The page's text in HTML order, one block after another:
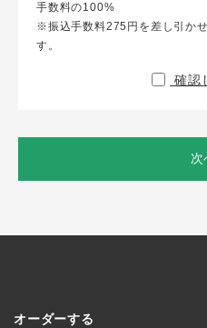
手数料の100%
※振込手数料275円を差し引か
す。
確認
次
オーダーする